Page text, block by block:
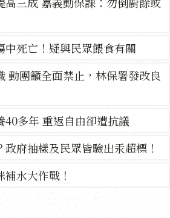
中死亡！疑與民眾餵食有關
動團籲全面禁止，林保署發改良
40多年 重返自由卻遭抗議
府抽樣及民眾皆驗出汞超標！
水大作戰！